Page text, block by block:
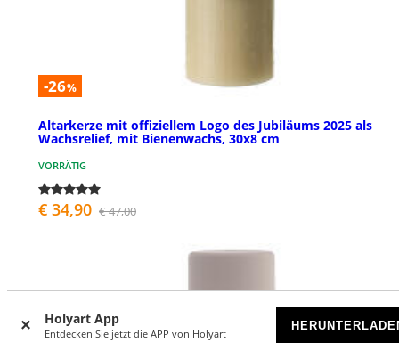
Holyart App
Entdecken Sie jetzt die APP von Holyart
-26%
Altarkerze mit offiziellem Logo des Jubiläums 2025 als
Wachsrelief, mit Bienenwachs, 30x8 cm
VORRÄTIG
€ 34,90 € 47,00